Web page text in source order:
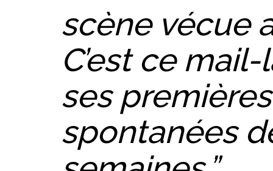
scène vécue
C’est ce
ses
spontanées